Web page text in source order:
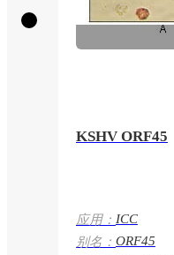
KSHV ORF45
应用： ICC
别名： ORF45